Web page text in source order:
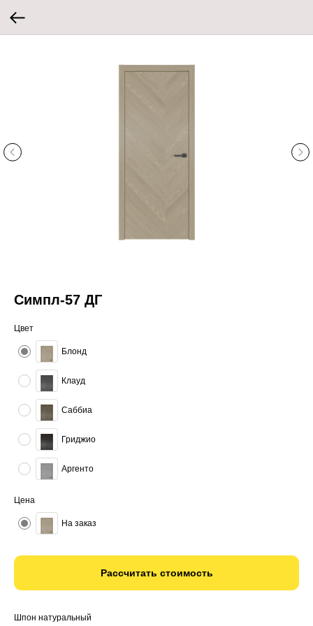
Симпл-57 ДГ
Цвет
Блонд
Клауд
Саббиа
Гриджио
Аргенто
Цена
На заказ
Рассчитать стоимость
Шпон натуральный